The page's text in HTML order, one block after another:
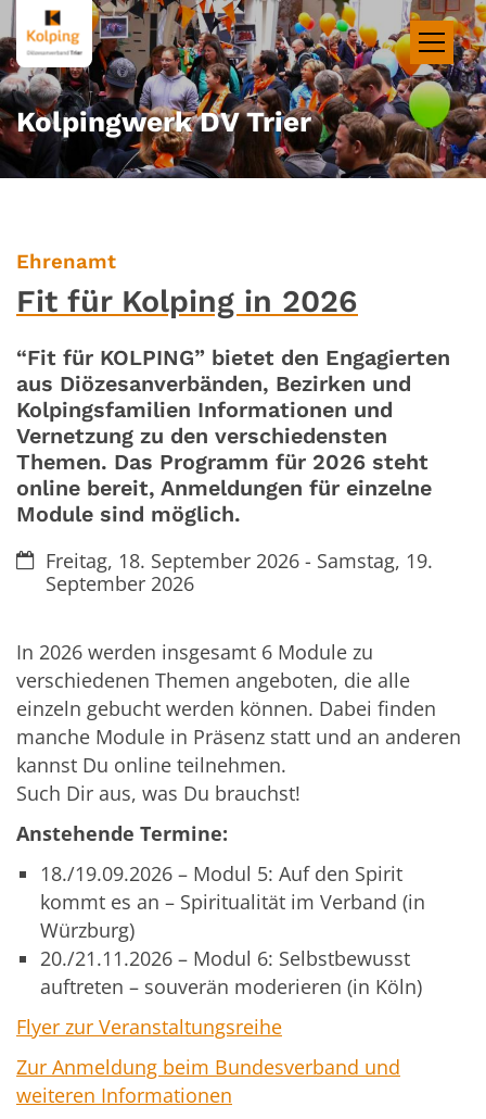
Zum Inhalt springen
Kolpingwerk DV Trier
Ehrenamt:
Fit für Kolping in 2026
“Fit für KOLPING” bietet den Engagierten
aus Diözesanverbänden, Bezirken und
Kolpingsfamilien Informationen und
Vernetzung zu den verschiedensten
Themen. Das Programm für 2026 steht
online bereit, Anmeldungen für einzelne
Module sind möglich.
Datum:
Freitag, 18. September 2026 - Samstag, 19.
September 2026
In 2026 werden insgesamt 6 Module zu
verschiedenen Themen angeboten, die alle
einzeln gebucht werden können. Dabei finden
manche Module in Präsenz statt und an anderen
kannst Du online teilnehmen.
Such Dir aus, was Du brauchst!
Anstehende Termine:
18./19.09.2026 – Modul 5: Auf den Spirit
kommt es an – Spiritualität im Verband (in
Würzburg)
20./21.11.2026 – Modul 6: Selbstbewusst
auftreten – souverän moderieren (in Köln)
Flyer zur Veranstaltungsreihe
Zur Anmeldung beim Bundesverband und
weiteren Informationen